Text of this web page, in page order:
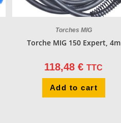
Torches MIG
Torche MIG 150 Expert, 4m
118,48€ TTC
Add to cart